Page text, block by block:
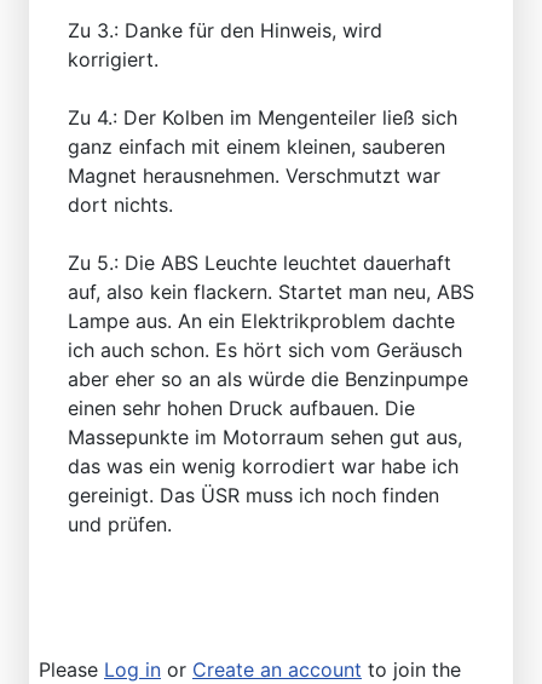
Zu 3.: Danke für den Hinweis, wird
korrigiert.
Zu 4.: Der Kolben im Mengenteiler ließ sich
ganz einfach mit einem kleinen, sauberen
Magnet herausnehmen. Verschmutzt war
dort nichts.
Zu 5.: Die ABS Leuchte leuchtet dauerhaft
auf, also kein flackern. Startet man neu, ABS
Lampe aus. An ein Elektrikproblem dachte
ich auch schon. Es hört sich vom Geräusch
aber eher so an als würde die Benzinpumpe
einen sehr hohen Druck aufbauen. Die
Massepunkte im Motorraum sehen gut aus,
das was ein wenig korrodiert war habe ich
gereinigt. Das ÜSR muss ich noch finden
und prüfen.
Please Log in or Create an account to join the